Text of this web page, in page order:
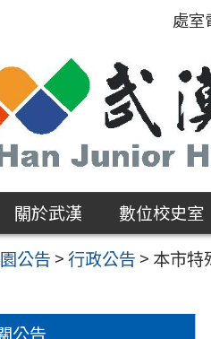
處室
關於武漢 數位校史室
公告 >行政公告 > 本市特
公告